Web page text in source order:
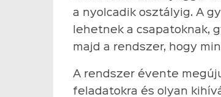
a nyolcadik osztályig. A
lehetnek a csapatoknak,
majd a rendszer, hogy
A rendszer évente
feladatokra és olyan